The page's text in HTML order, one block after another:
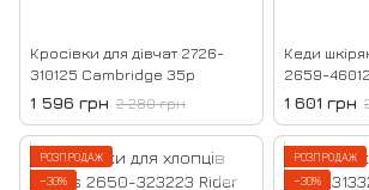
Кросівки для дівчат 2726-
310125 Cambridge 35р
1 596 грн 2 280 грн
Кеди
2659-
1 601 грн
РОЗПРОДАЖ
−30%
РОЗПРОДАЖ
−30%